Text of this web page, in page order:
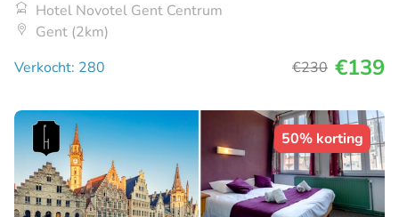
Hotel Novotel Gent Centrum
Gent (2km)
Verkocht: 280
€230 €139
50% korting